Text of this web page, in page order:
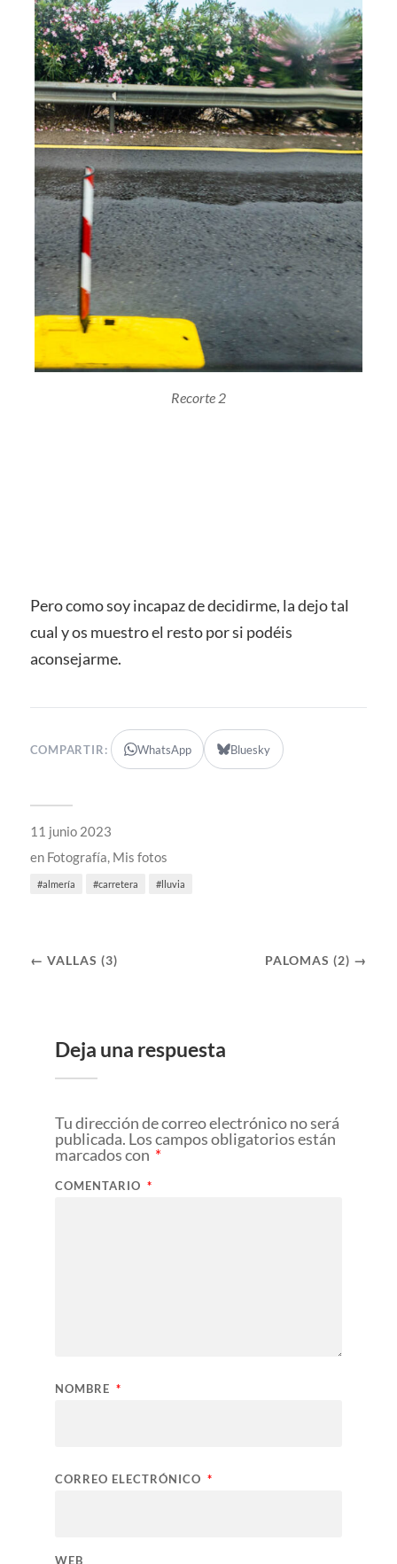
Recorte 2
Pero como soy incapaz de decidirme, la dejo tal
cual y os muestro el resto por si podéis
aconsejarme.
COMPARTIR: WhatsApp Bluesky
11 junio 2023
en Fotografía, Mis fotos
almería carretera lluvia
← VALLAS (3) PALOMAS (2) →
Deja una respuesta
Tu dirección de correo electrónico no será
publicada. Los campos obligatorios están
marcados con *
COMENTARIO *
NOMBRE *
CORREO ELECTRÓNICO *
WEB